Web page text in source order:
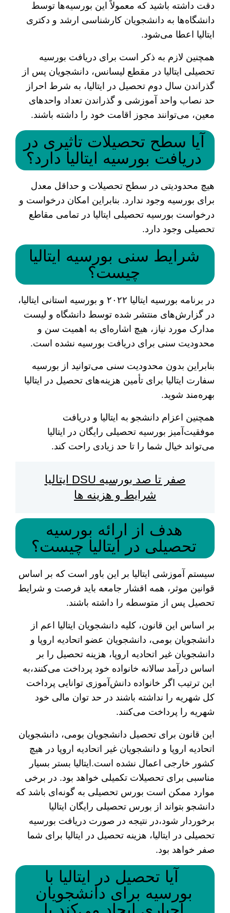
دقت داشته باشید که معمولاً این بورسیه‌ها توسط
دانشگاه‌ها به دانشجویان کارشناسی ارشد و دکتری
ایتالیا اعطا می‌شود.
همچنین لازم به ذکر است برای دریافت بورسیه
تحصیلی ایتالیا در مقطع لیسانس، دانشجویان پس از
گذراندن سال دوم تحصیل در ایتالیا، به شرط احراز
حد نصاب واحد آموزشی و گذراندن تعداد واحد‌های
معین، می‌توانند مجوز اقامت خود را داشته باشند.
آیا سطح تحصیلات تاثیری در
دریافت بورسیه ایتالیا دارد؟
هیچ محدودیتی در سطح تحصیلات و حداقل معدل
برای بورسیه وجود ندارد. بنابراین امکان درخواست و
درخواست بورسیه تحصیلی ایتالیا در تمامی مقاطع
تحصیلی وجود دارد.
شرایط سنی بورسیه ایتالیا
چیست؟
در برنامه بورسیه ایتالیا ۲۰۲۲ و بورسیه استانی ایتالیا،
در گزارش‌های منتشر شده توسط دانشگاه و لیست
مدارک مورد نیاز، هیچ اشاره‌ای به اهمیت سن و
محدودیت سنی برای دریافت بورسیه نشده است.
بنابراین بدون محدودیت سنی می‌توانید از بورسیه
سفارت ایتالیا برای تأمین هزینه‌های تحصیل در ایتالیا
بهره‌مند شوید.
همچنین اعزام دانشجو به ایتالیا و دریافت
موفقیت‌آمیز بورسیه تحصیلی رایگان در ایتالیا
می‌تواند خیال شما را تا حد زیادی راحت کند.
صفر تا صد بورسیه DSU ایتالیا
شرایط و هزینه ها
هدف از ارائه بورسیه
تحصیلی در ایتالیا چیست؟
سیستم آموزشی ایتالیا بر این باور است که بر اساس
قوانین موثر، همه اقشار جامعه باید فرصت و شرایط
تحصیل پس از متوسطه را داشته باشند.
بر اساس این قانون، کلیه دانشجویان ایتالیا اعم از
دانشجویان بومی، دانشجویان عضو اتحادیه اروپا و
دانشجویان غیر اتحادیه اروپا، هزینه تحصیل را بر
اساس درآمد سالانه خانواده خود پرداخت می‌کنند،به
این ترتیب اگر خانواده دانش‌آموزی توانایی پرداخت
کل شهریه را نداشته باشند در حد توان مالی خود
شهریه را پرداخت می‌کنند.
این قانون برای تحصیل دانشجویان بومی، دانشجویان
اتحادیه اروپا و دانشجویان غیر اتحادیه اروپا در هیچ
کشور خارجی اعمال نشده است.ایتالیا بستر بسیار
مناسبی برای تحصیلات تکمیلی خواهد بود. در برخی
موارد ممکن است بورس تحصیلی به گونه‌ای باشد که
دانشجو بتواند از بورس تحصیلی رایگان ایتالیا
برخوردار شود،در نتیجه در صورت دریافت بورسیه
تحصیلی در ایتالیا، هزینه تحصیل در ایتالیا برای شما
صفر خواهد بود.
آیا تحصیل در ایتالیا با
بورسیه برای دانشجویان